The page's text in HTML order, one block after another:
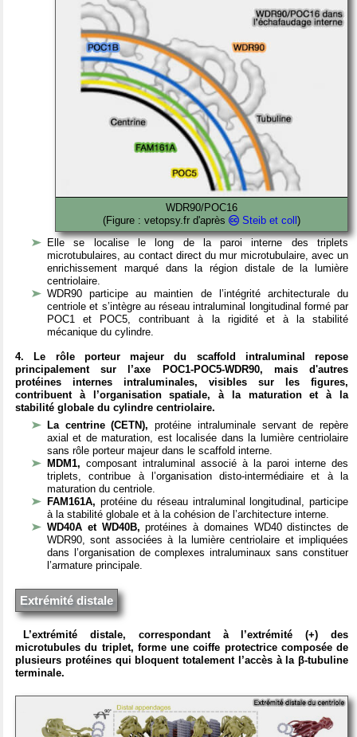
WDR90/POC16
(Figure : vetopsy.fr d'après
Steib et coll )
Elle se localise le long de la paroi interne des triplets
microtubulaires, au contact direct du mur microtubulaire, avec un
enrichissement marqué dans la région distale de la lumière
centriolaire.
WDR90 participe au maintien de l’intégrité architecturale du
centriole et s’intègre au réseau intraluminal longitudinal formé par
POC1 et POC5, contribuant à la rigidité et à la stabilité
mécanique du cylindre.
4. Le rôle porteur majeur du scaffold intraluminal repose
principalement sur l’axe POC1-POC5-WDR90, mais d'autres
protéines internes intraluminales, visibles sur les figures,
contribuent à l’organisation spatiale, à la maturation et à la
stabilité globale du cylindre centriolaire.
La centrine (CETN), protéine intraluminale servant de repère
axial et de maturation, est localisée dans la lumière centriolaire
sans rôle porteur majeur dans le scaffold interne.
MDM1, composant intraluminal associé à la paroi interne des
triplets, contribue à l’organisation disto-intermédiaire et à la
maturation du centriole.
FAM161A, protéine du réseau intraluminal longitudinal, participe
à la stabilité globale et à la cohésion de l’architecture interne.
WD40A et WD40B, protéines à domaines WD40 distinctes de
WDR90, sont associées à la lumière centriolaire et impliquées
dans l’organisation de complexes intraluminaux sans constituer
l’armature principale.
Extrémité distale
L’extrémité distale, correspondant à l’extrémité (+) des
microtubules du triplet, forme une coiffe protectrice composée de
plusieurs protéines qui bloquent totalement l’accès à la β-tubuline
terminale.